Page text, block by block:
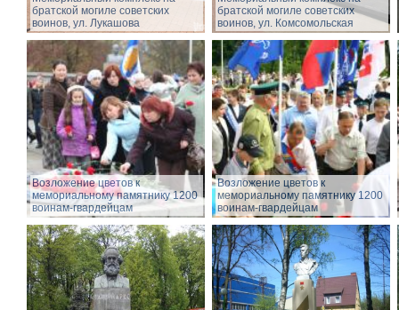
братской могиле советских
воинов, ул. Лукашова
братской могиле советских
воинов, ул. Комсомольская
Возложение цветов к
мемориальному памятнику 1200
воинам-гвардейцам
Возложение цветов к
мемориальному памятнику 1200
воинам-гвардейцам